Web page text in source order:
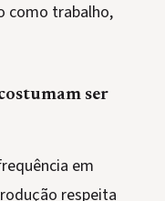
como trabalho,
ser
em
respeita